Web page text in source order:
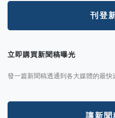
刊登
立即購買新聞稿曝光
發一篇新聞稿透通到各大媒體的最快